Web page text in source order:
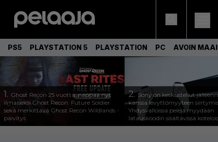
PS5 PLAYSTATION 5 PLAYSTATION PC AVOIN
1. Ghost Recon 25 vuotta: nappaa nyt
ilmaiseksi Ghost Recon: Future Soldier
sekä merkittävä Ghost Recon Wildlands -
päivitys
2.Sony on keskustellut
kanssa levyttömyyteen
Yhdysvalloissa pelejä myydään
latauskoodin sisältävissä